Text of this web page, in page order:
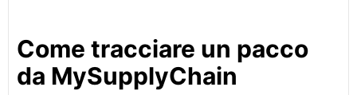
Come tracciare un pacco
da MySupplyChain